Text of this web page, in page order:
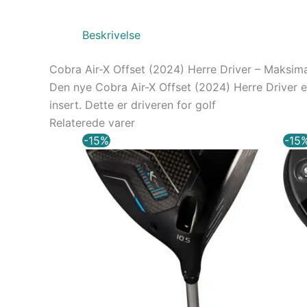
Beskrivelse
Cobra Air-X Offset (2024) Herre Driver –
Den nye Cobra Air-X Offset (2024) Herre Driver
insert. Dette er driveren for golf
Relaterede varer
-15%
oprindelige
pris
var:
5.699,00 kr..
aktuelle
pris
er:
4.844,15 kr..
-